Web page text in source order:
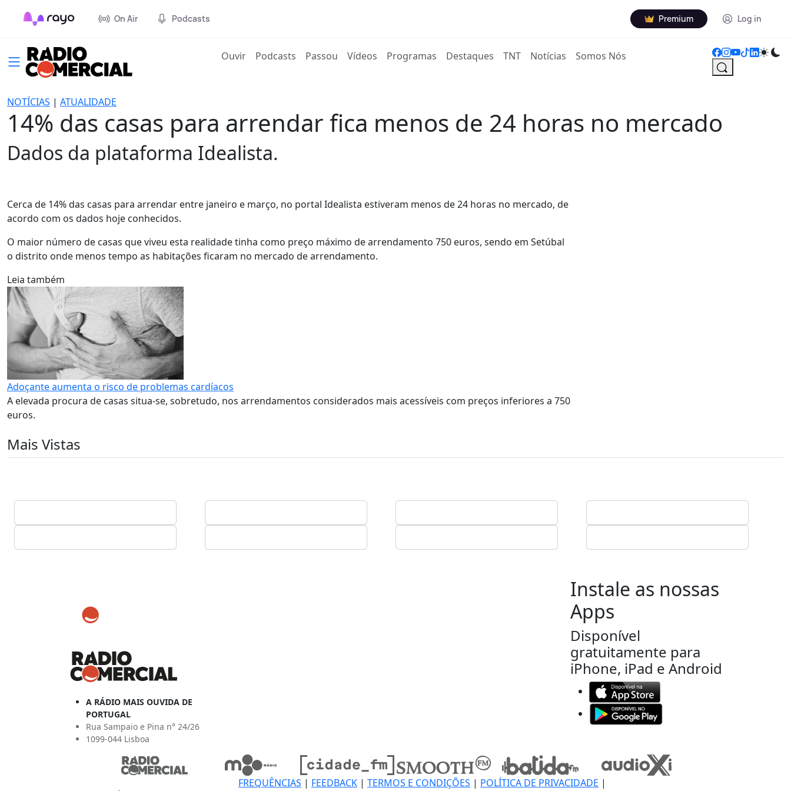
On Air Podcasts Premium Log in
Ouvir(current)
Podcasts Passou Vídeos Programas Destaques TNT Notícias Somos Nós
NOTÍCIAS | ATUALIDADE
14% das casas para arrendar fica menos de 24 horas no mercado
Dados da plataforma Idealista.
Cerca de 14% das casas para arrendar entre janeiro e março, no portal Idealista estiveram menos de 24 horas no mercado, de
acordo com os dados hoje conhecidos.
O maior número de casas que viveu esta realidade tinha como preço máximo de arrendamento 750 euros, sendo em Setúbal
o distrito onde menos tempo as habitações ficaram no mercado de arrendamento.
Leia também
Adoçante aumenta o risco de problemas cardíacos
A elevada procura de casas situa-se, sobretudo, nos arrendamentos considerados mais acessíveis com preços inferiores a 750
euros.
Mais Vistas
A RÁDIO MAIS OUVIDA DE
PORTUGAL
Rua Sampaio e Pina n° 24/26
1099-044 Lisboa
Instale as nossas
Apps
Disponível
gratuitamente para
iPhone, iPad e Android
FREQUÊNCIAS | FEEDBACK | TERMOS E CONDIÇÕES | POLÍTICA DE PRIVACIDADE |